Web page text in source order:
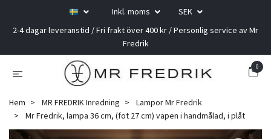
Inkl. moms
SEK
2-4 dagar leveranstid / Fri frakt över 400 kr / Personlig service av Mr
Fredrik
0
Hem MR FREDRIK Inredning
Lampor Mr Fredrik
Mr Fredrik, lampa 36 cm, (fot 27 cm) vapen i handmålad, i plåt